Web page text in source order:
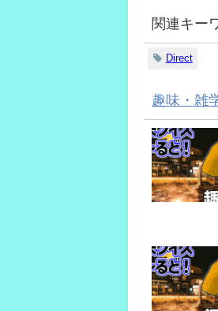
関連キー
Direct
趣味・雑